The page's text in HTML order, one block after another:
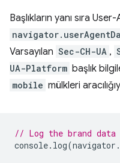
Başlıkların yanı sıra
Varsayılan Sec-CH-UA ,
UA-Platform başlık
mobile mülkleri
// Log the brand data
console. log(navigator .